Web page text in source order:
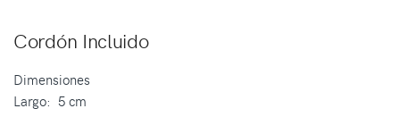
Cordón Incluido
Dimensiones
Largo: 5 cm